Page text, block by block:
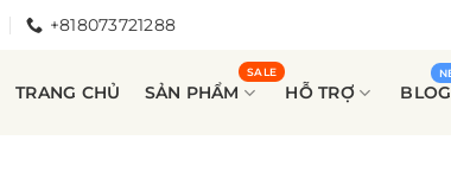
+818073721288
TRANG CHỦ SẢN PHẨM HỖ TRỢ BLOG